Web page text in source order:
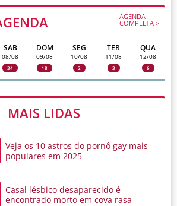
AGENDA
COMPLETA >
SAB
08/08
34
DOM
09/08
18
SEG
10/08
2
TER
11/08
3
QUA
12/08
6
MAIS LIDAS
Veja os 10 astros do pornô gay mais
populares em 2025
Casal lésbico desaparecido é
encontrado morto em cova rasa